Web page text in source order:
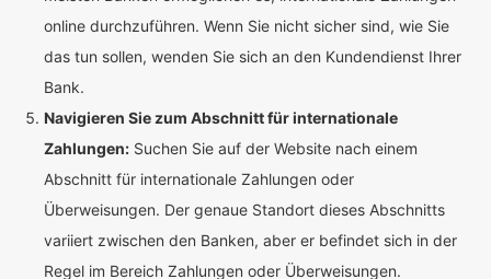
online durchzuführen. Wenn Sie nicht sicher sind, wie Sie
das tun sollen, wenden Sie sich an den Kundendienst Ihrer
Bank.
Navigieren Sie zum Abschnitt für internationale
Zahlungen: Suchen Sie auf der Website nach einem
Abschnitt für internationale Zahlungen oder
Überweisungen. Der genaue Standort dieses Abschnitts
variiert zwischen den Banken, aber er befindet sich in der
Regel im Bereich Zahlungen oder Überweisungen.